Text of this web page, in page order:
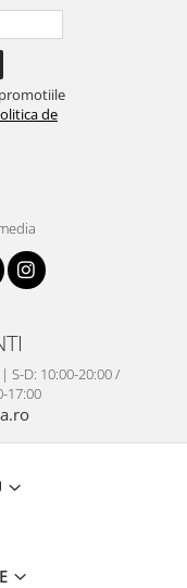
de
S-D: 10:00-20:00 /
17:00